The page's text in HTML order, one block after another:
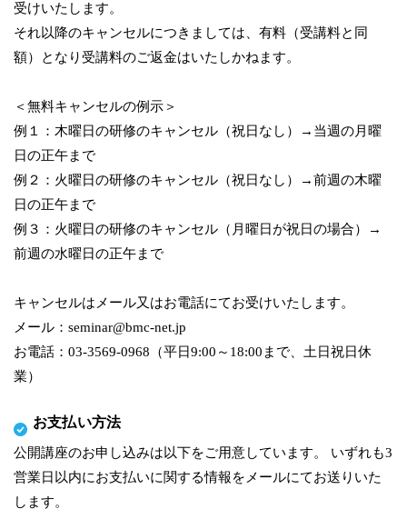
受けいたします。
それ以降のキャンセルにつきましては、有料（受講料と同
額）となり受講料のご返金はいたしかねます。
＜無料キャンセルの例示＞
例１：木曜日の研修のキャンセル（祝日なし）→当週の月曜
日の正午まで
例２：火曜日の研修のキャンセル（祝日なし）→前週の木曜
日の正午まで
例３：火曜日の研修のキャンセル（月曜日が祝日の場合）→
前週の水曜日の正午まで
キャンセルはメール又はお電話にてお受けいたします。
メール：seminar@bmc-net.jp
お電話：03-3569-0968（平日9:00～18:00まで、土日祝日休
業）
お支払い方法
公開講座のお申し込みは以下をご用意しています。 いずれも3
営業日以内にお支払いに関する情報をメールにてお送りいた
します。